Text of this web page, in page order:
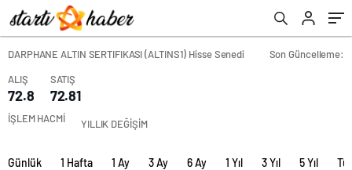
DARPHANE ALTIN SERTIFIKASI (ALTINS1) Hisse Senedi
Son Güncelleme:
ALIŞ
72.8
SATIŞ
72.81
İŞLEM HACMİ YILLIK DEĞİŞİM
Günlük 1 Hafta 1 Ay 3 Ay 6 Ay 1 Yıl 3 Yıl 5 Yıl